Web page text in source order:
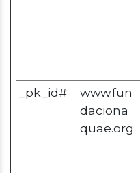
_pk_id#
www.fun
daciona
quae.org